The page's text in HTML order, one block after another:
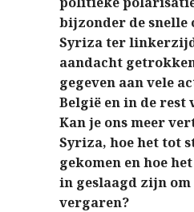
bijzonder de snelle
Syriza ter
aandacht
gegeven aan vele
België en in de rest
Kan je ons meer
Syriza, hoe het tot
gekomen en hoe
in geslaagd zijn om
vergaren?